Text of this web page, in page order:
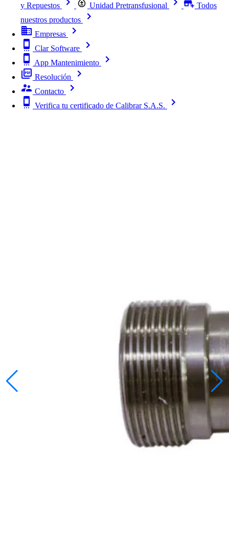
y Repuestos
Unidad Pretransfusional
Todos
nuestros productos
Empresas
Clar Software
App Mantenimiento
Resolución
Contacto
Verifica tu certificado de Calibrar S.A.S.